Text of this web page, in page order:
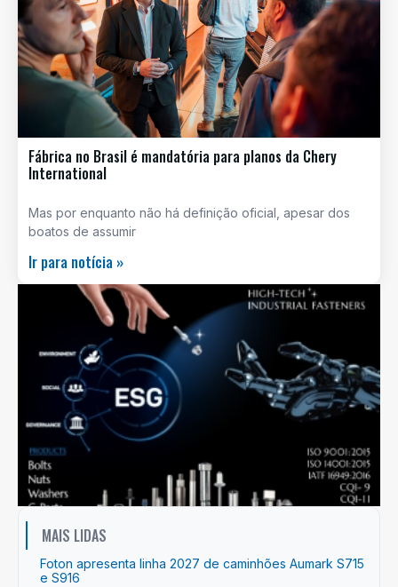
Fábrica no Brasil é mandatória para planos da Chery
International
Mas por enquanto não há definição oficial, apesar dos
boatos de assumir
Ir para notícia »
MAIS LIDAS
Foton apresenta linha 2027 de caminhões Aumark S715
e S916